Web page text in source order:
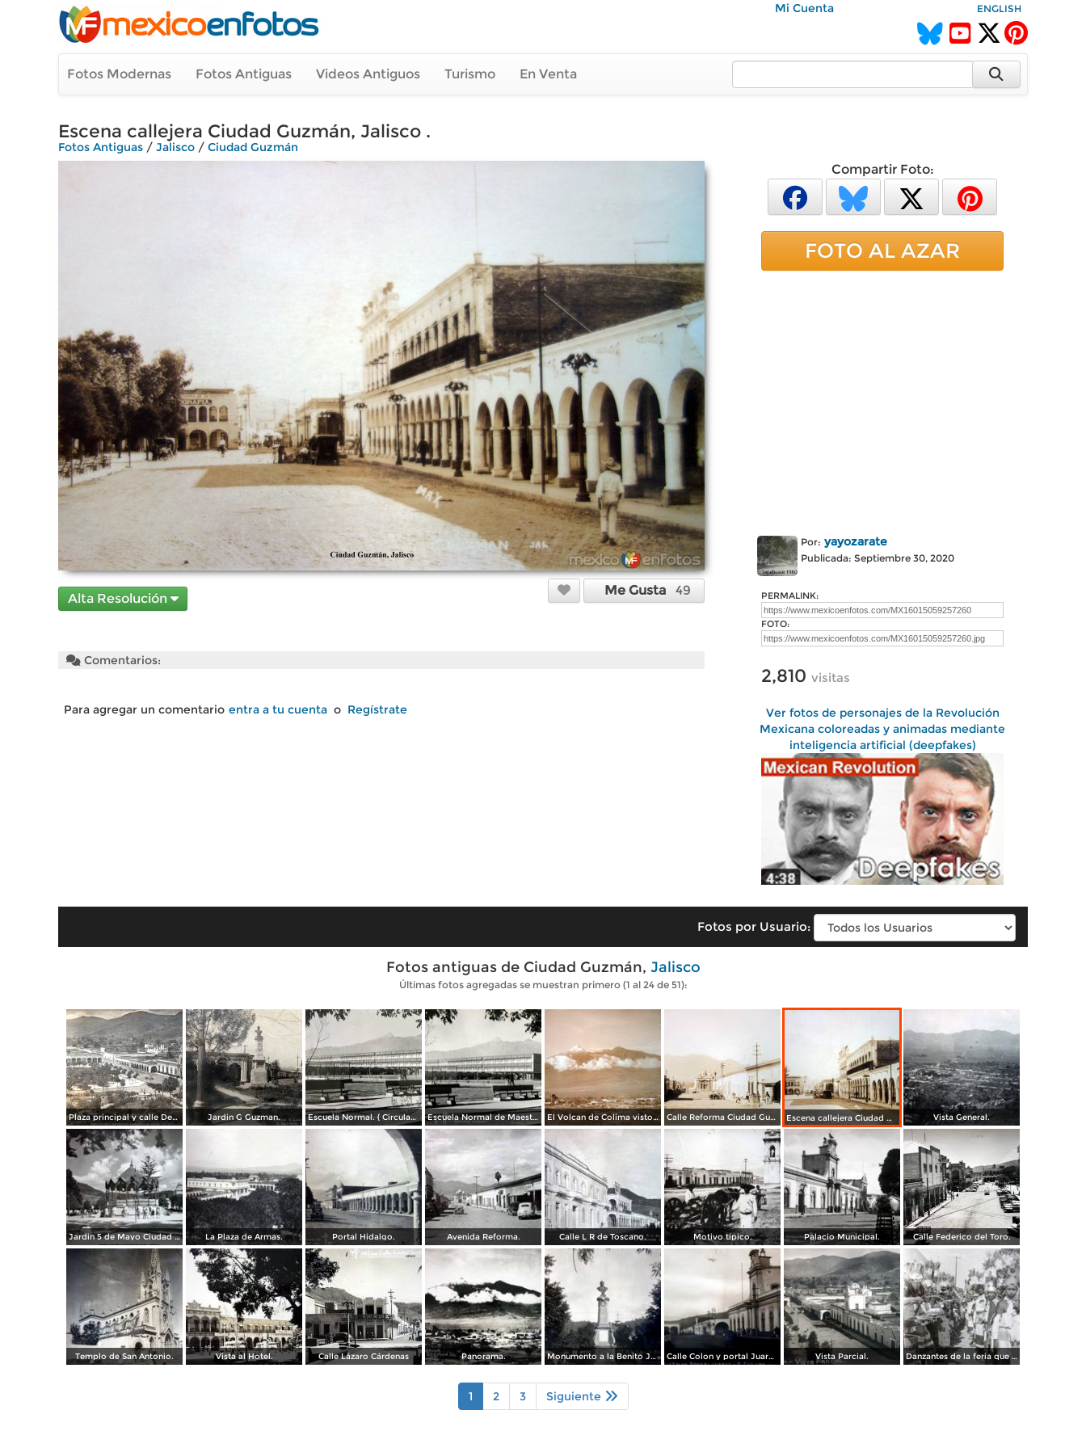
Mi Cuenta ENGLISH
Fotos Modernas Fotos Antiguas Videos Antiguos Turismo En Venta
Escena callejera Ciudad Guzmán, Jalisco .
Fotos Antiguas / Jalisco / Ciudad Guzmán
Alta Resolución
Me Gusta 49
Comentarios:
Para agregar un comentario entra a tu cuenta o Regístrate
Compartir Foto:
FOTO AL AZAR
Por: yayozarate
Publicada: Septiembre 30, 2020
PERMALINK:
FOTO:
2,810 visitas
Ver fotos de personajes de la Revolución
Mexicana coloreadas y animadas mediante
inteligencia artificial (deepfakes)
Fotos por Usuario:
Fotos antiguas de Ciudad Guzmán, Jalisco
Últimas fotos agregadas se muestran primero (1 al 24 de 51):
Plaza principal y calle Degollado Ciudad Guzmán, Jalisco ( Circulada el 23 de Diciembre de 1912 ). Jardin G Guzman. Escuela Normal. ( Circulada el 15 de Abril de 1963 ). Escuela Normal de Maestros El Volcan de Colima visto desde Ciudad Guzmán, Jalisco. Calle Reforma Ciudad Guzmán, Jalisco. Escena callejera Ciudad Guzmán, Jalisco . Vista General.
Jardin 5 de Mayo Ciudad Guzmán, Jalisco . La Plaza de Armas. Portal Hidalgo. Avenida Reforma. Calle L R de Toscano. Motivo tipico. Palacio Municipal. Calle Federico del Toro.
Templo de San Antonio. Vista al Hotel. Calle Lázaro Cárdenas Panorama. Monumento a la Benito Juarez. Calle Colon y portal Juarez. Vista Parcial. Danzantes de la feria que se celebra cada ano en el mes de Octubre.
1 2 3 Siguiente